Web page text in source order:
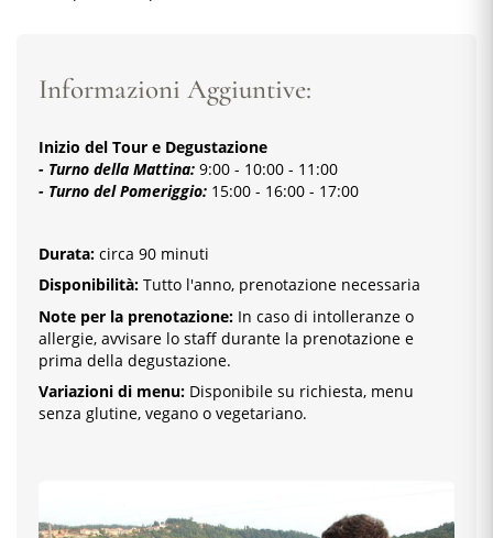
Informazioni Aggiuntive:
Inizio del Tour e Degustazione
- Turno della Mattina: 9:00 - 10:00 - 11:00
- Turno del Pomeriggio: 15:00 - 16:00 - 17:00
Durata: circa 90 minuti
Disponibilità: Tutto l'anno, prenotazione necessaria
Note per la prenotazione: In caso di intolleranze o
allergie, avvisare lo staff durante la prenotazione e
prima della degustazione.
Variazioni di menu: Disponibile su richiesta, menu
senza glutine, vegano o vegetariano.